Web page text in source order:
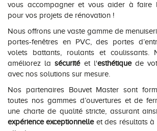
vous accompagner et vous aider à faire
pour vos projets de rénovation !
Nous offrons une vaste gamme de
portes-fenêtres en PVC, des portes
volets battants, roulants et coulissants.
améliorez lasécurité et l'esthétiquede
avec nos solutions sur mesure.
Nos partenaires Bouvet Master sont
toutes nos gammes d’ouvertures et de
une charte de qualité stricte, assurant
expérience exceptionnelleet des résultats à